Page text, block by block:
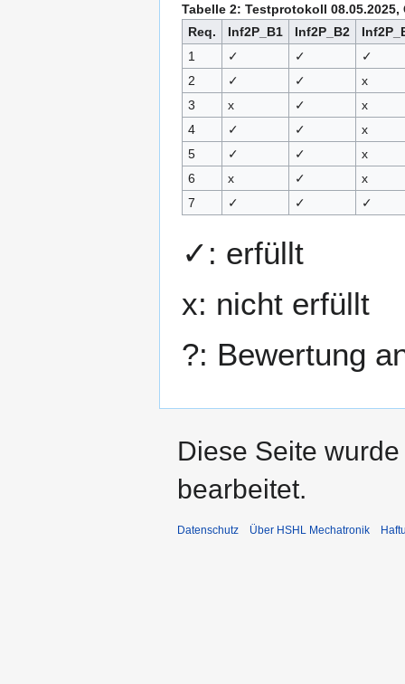
Tabelle 2: Testprotokoll 08.05.2025,
Req.
Inf2P_B1 Inf2P_B2
1
✓ ✓
✓
2
✓ ✓
x
3
x ✓
x
4
✓ ✓
x
5
✓ ✓
x
6
x ✓
x
7
✓ ✓ ✓
✓: erfüllt
x: nicht erfüllt
?: Bewertung
Diese Seite
bearbeitet.
Datenschutz Über HSHL Mechatronik